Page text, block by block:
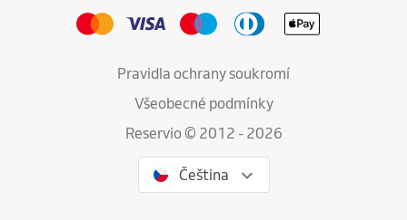
Pravidla ochrany soukromí
Všeobecné podmínky
Reservio © 2012 - 2026
Čeština